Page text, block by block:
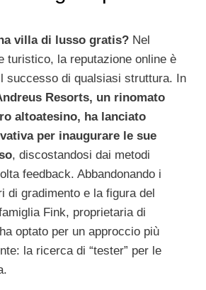
villa di lusso gratis? Nel
turistico, la reputazione online è
successo di qualsiasi struttura. In
Resorts, un rinomato
altoatesino, ha lanciato
per inaugurare le sue
, discostandosi dai metodi
feedback. Abbandonando i
di gradimento e la figura del
Fink, proprietaria di
optato per un approccio più
la ricerca di “tester” per le